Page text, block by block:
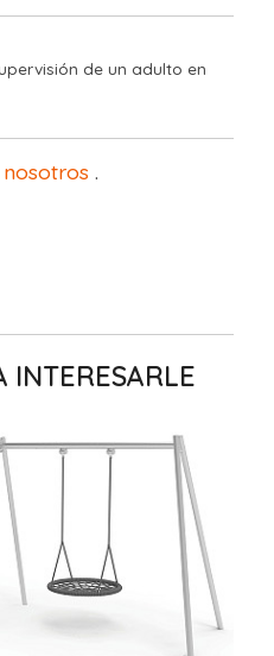
de un adulto en
.
INTERESARLE